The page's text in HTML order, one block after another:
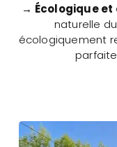
→ Écologique
naturelle
écologiquement